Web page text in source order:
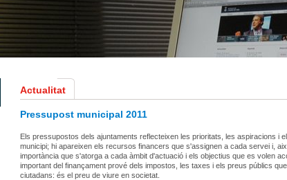
Actualitat
Pressupost municipal 2011
Els pressupostos dels ajuntaments reflecteixen les prioritats, les aspiracions i
municipi; hi apareixen els recursos financers que s'assignen a cada servei i,
importància que s'atorga a cada àmbit d'actuació i els objectius que es volen
important del finançament prové dels impostos, les taxes i els preus públics
ciutadans: és el preu de viure en societat.